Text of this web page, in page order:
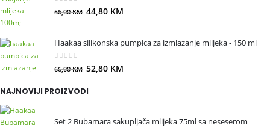
0out of 5
56,00KM 44,80 KM
Haakaa silikonska pumpica za izmlazanje mlijeka - 150 ml
out of 5
66,00KM 52,80 KM
NAJNOVIJI PROIZVODI
Set 2 Bubamara sakupljača mlijeka 75ml sa neseserom